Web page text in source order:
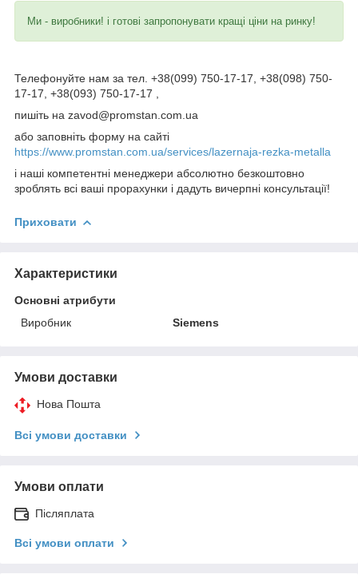
Ми - виробники! і готові запропонувати кращі ціни на ринку!
Телефонуйте нам за тел. +38(099) 750-17-17, +38(098) 750-
17-17, +38(093) 750-17-17 ,
пишіть на zavod@promstan.com.ua
або заповніть форму на сайті
https://www.promstan.com.ua/services/lazernaja-rezka-metalla
і наші компетентні менеджери абсолютно безкоштовно
зроблять всі ваші прорахунки і дадуть вичерпні консультації!
Приховати
Характеристики
Основні атрибути
Виробник
Siemens
Умови доставки
Нова Пошта
Всі умови доставки
Умови оплати
Післяплата
Всі умови оплати